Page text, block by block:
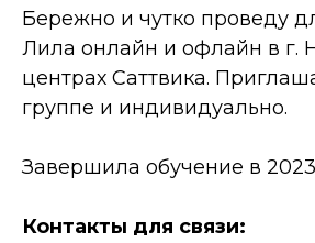
Бережно и чутко проведу
Лила онлайн и офлайн в г.
центрах Саттвика.
группе и индивидуально.
Завершила обучение в 2023
Контакты для связи: